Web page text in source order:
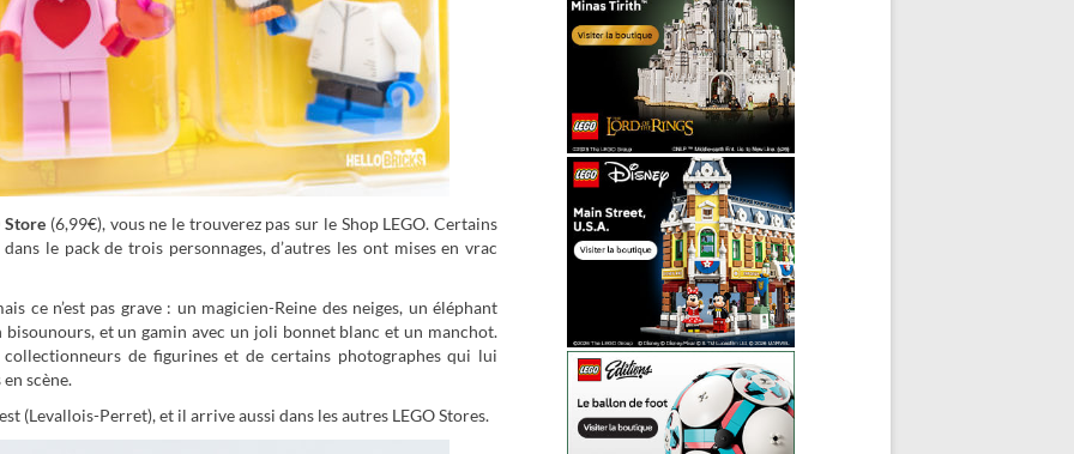
Store (6,99€), vous ne le trouverez pas sur le Shop LEGO. Certains
le pack de trois personnages, d’autres les ont mises en vrac
ce n’est pas grave : un magicien-Reine des neiges, un éléphant
et un gamin avec un joli bonnet blanc et un manchot.
collectionneurs de figurines et de certains photographes qui lui
scène.
(Levallois-Perret), et il arrive aussi dans les autres LEGO Stores.